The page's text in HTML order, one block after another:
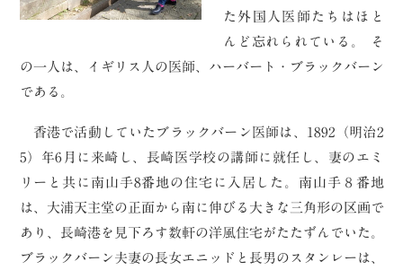
た外国人医師たちはほと
んど忘れられている。 そ
の一人は、イギリス人の医師、ハーバート・ブラックバーン
である。
香港で活動していたブラックバーン医師は、1892（明治2
5）年6月に来崎し、長崎医学校の講師に就任し、妻のエミ
リーと共に南山手8番地の住宅に入居した。南山手８番地
は、大浦天主堂の正面から南に伸びる大きな三角形の区画で
あり、長崎港を見下ろす数軒の洋風住宅がたたずんでいた。
ブラックバーン夫妻の長女エニッドと長男のスタンレーは、